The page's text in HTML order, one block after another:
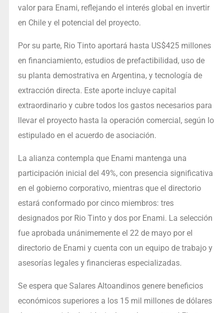
valor para Enami, reflejando el interés global en invertir
en Chile y el potencial del proyecto.
Por su parte, Rio Tinto aportará hasta US$425 millones
en financiamiento, estudios de prefactibilidad, uso de
su planta demostrativa en Argentina, y tecnología de
extracción directa. Este aporte incluye capital
extraordinario y cubre todos los gastos necesarios para
llevar el proyecto hasta la operación comercial, según lo
estipulado en el acuerdo de asociación.
La alianza contempla que Enami mantenga una
participación inicial del 49%, con presencia significativa
en el gobierno corporativo, mientras que el directorio
estará conformado por cinco miembros: tres
designados por Rio Tinto y dos por Enami. La selección
fue aprobada unánimemente el 22 de mayo por el
directorio de Enami y cuenta con un equipo de trabajo y
asesorías legales y financieras especializadas.
Se espera que Salares Altoandinos genere beneficios
económicos superiores a los 15 mil millones de dólares